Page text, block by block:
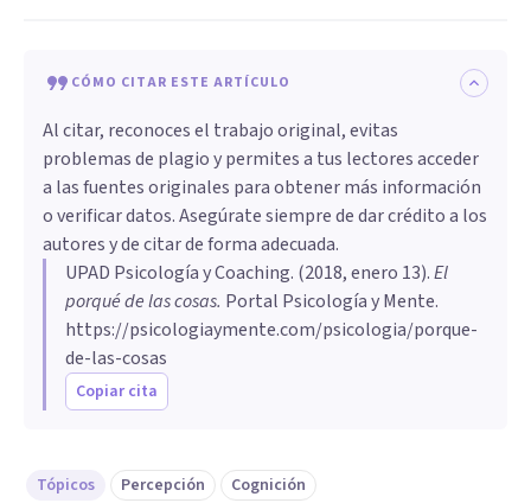
CÓMO CITAR ESTE ARTÍCULO
Al citar, reconoces el trabajo original, evitas
problemas de plagio y permites a tus lectores acceder
a las fuentes originales para obtener más información
o verificar datos. Asegúrate siempre de dar crédito a los
autores y de citar de forma adecuada.
UPAD Psicología y Coaching. (2018, enero 13).El
porqué de las cosas. Portal Psicología y Mente.
https://psicologiaymente.com/psicologia/porque-
de-las-cosas
Copiar cita
Tópicos Percepción Cognición